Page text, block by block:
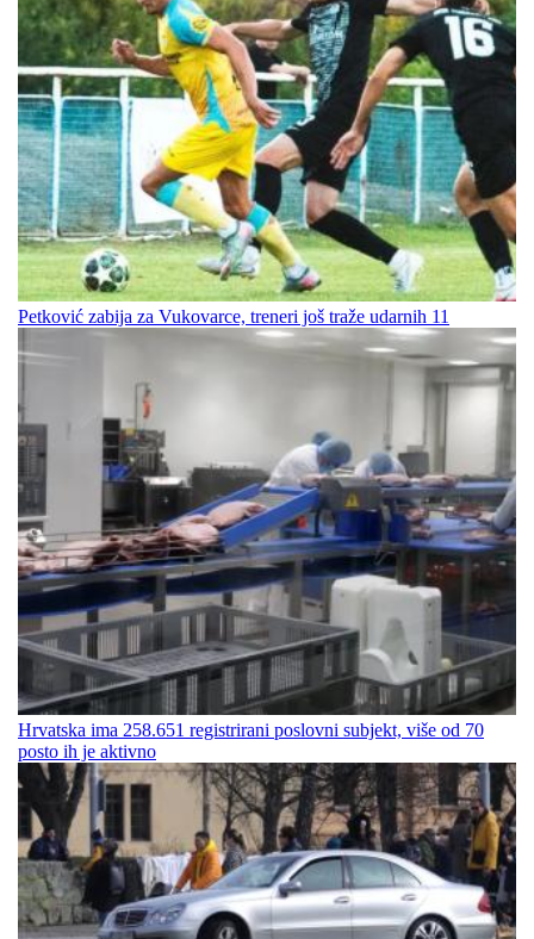
Petković zabija za Vukovarce, treneri još traže udarnih 11
Hrvatska ima 258.651 registrirani poslovni subjekt, više od 70
posto ih je aktivno